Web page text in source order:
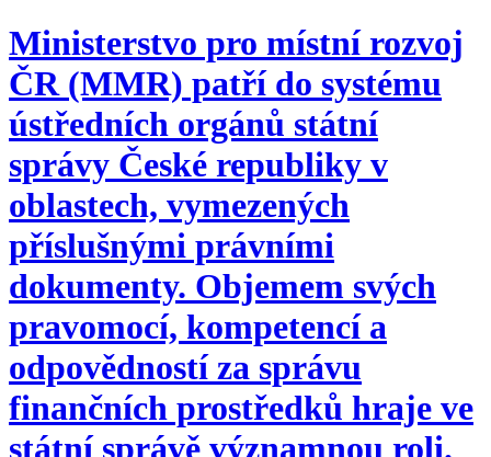
Ministerstvo pro místní rozvoj
ČR (MMR) patří do systému
ústředních orgánů státní
správy České republiky v
oblastech, vymezených
příslušnými právními
dokumenty. Objemem svých
pravomocí, kompetencí a
odpovědností za správu
finančních prostředků hraje ve
státní správě významnou roli.